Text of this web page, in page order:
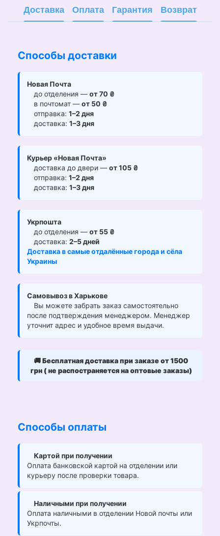
Доставка Оплата Гарантия Возврат
Способы доставки
Новая Почта
до отделения — от 70 ₴
в почтомат — от 50 ₴
отправка: 1–2 дня
доставка: 1–3 дня
Курьер «Новая Почта»
доставка до двери — от 105 ₴
отправка: 1–2 дня
доставка: 1–3 дня
Укрпошта
до отделения — от 55 ₴
доставка: 2–5 дней
Доставка в самые отдалённые города и сёла
Украины
Самовывоз в Харькове
Вы можете забрать заказ самостоятельно
после подтверждения менеджером. Менеджер
уточнит адрес и удобное время выдачи.
🚚Бесплатная доставка при заказе от 1500
грн ( не распостраняется на оптовые заказы)
Способы оплаты
Картой при получении
Оплата банковской картой на отделении или
курьеру после проверки товара.
Наличными при получении
Оплата наличными в отделении Новой почты или
Укрпочты.